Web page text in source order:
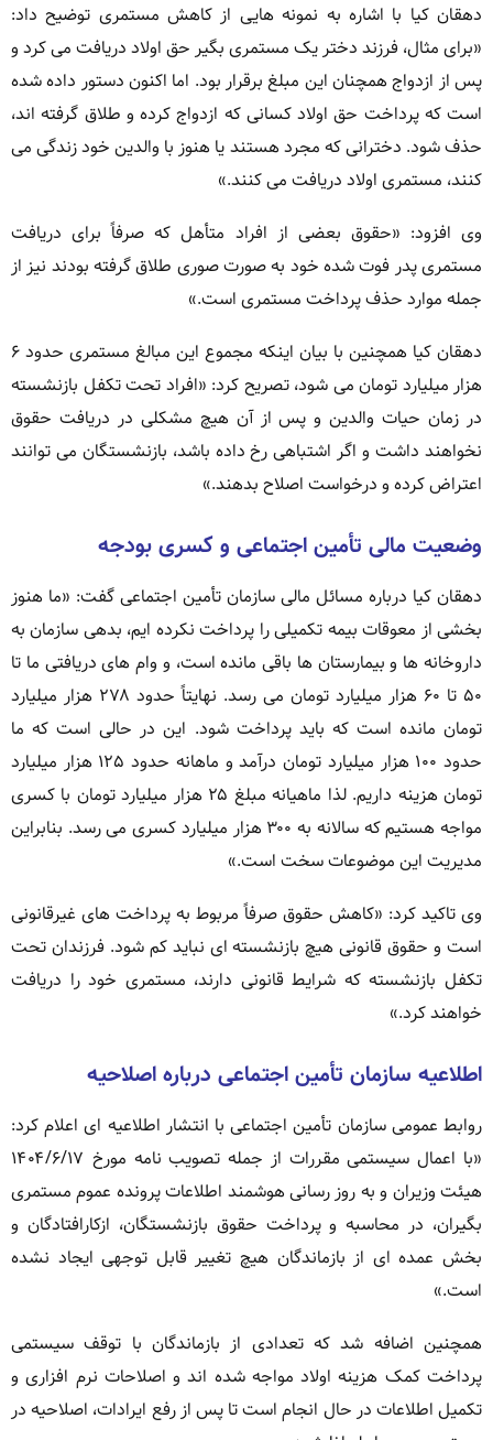
دهقان کیا با اشاره به نمونه هایی از کاهش مستمری توضیح داد:
«برای مثال، فرزند دختر یک مستمری بگیر حق اولاد دریافت می کرد و
پس از ازدواج همچنان این مبلغ برقرار بود. اما اکنون دستور داده شده
است که پرداخت حق اولاد کسانی که ازدواج کرده و طلاق گرفته اند،
حذف شود. دخترانی که مجرد هستند یا هنوز با والدین خود زندگی می
کنند، مستمری اولاد دریافت می کنند.»
وی افزود: «حقوق بعضی از افراد متأهل که صرفاً برای دریافت
مستمری پدر فوت شده خود به صورت صوری طلاق گرفته بودند نیز از
جمله موارد حذف پرداخت مستمری است.»
دهقان کیا همچنین با بیان اینکه مجموع این مبالغ مستمری حدود ۶
هزار میلیارد تومان می شود، تصریح کرد: «افراد تحت تکفل بازنشسته
در زمان حیات والدین و پس از آن هیچ مشکلی در دریافت حقوق
نخواهند داشت و اگر اشتباهی رخ داده باشد، بازنشستگان می توانند
اعتراض کرده و درخواست اصلاح بدهند.»
وضعیت مالی تأمین اجتماعی و کسری بودجه
دهقان کیا درباره مسائل مالی سازمان تأمین اجتماعی گفت: «ما هنوز
بخشی از معوقات بیمه تکمیلی را پرداخت نکرده ایم، بدهی سازمان به
داروخانه ها و بیمارستان ها باقی مانده است، و وام های دریافتی ما تا
۵۰ تا ۶۰ هزار میلیارد تومان می رسد. نهایتاً حدود ۲۷۸ هزار میلیارد
تومان مانده است که باید پرداخت شود. این در حالی است که ما
حدود ۱۰۰ هزار میلیارد تومان درآمد و ماهانه حدود ۱۲۵ هزار میلیارد
تومان هزینه داریم. لذا ماهیانه مبلغ ۲۵ هزار میلیارد تومان با کسری
مواجه هستیم که سالانه به ۳۰۰ هزار میلیارد کسری می رسد. بنابراین
مدیریت این موضوعات سخت است.»
وی تاکید کرد: «کاهش حقوق صرفاً مربوط به پرداخت های غیرقانونی
است و حقوق قانونی هیچ بازنشسته ای نباید کم شود. فرزندان تحت
تکفل بازنشسته که شرایط قانونی دارند، مستمری خود را دریافت
خواهند کرد.»
اطلاعیه سازمان تأمین اجتماعی درباره اصلاحیه
روابط عمومی سازمان تأمین اجتماعی با انتشار اطلاعیه ای اعلام کرد:
«با اعمال سیستمی مقررات از جمله تصویب نامه مورخ ۱۴۰۴/۶/۱۷
هیئت وزیران و به روز رسانی هوشمند اطلاعات پرونده عموم مستمری
بگیران، در محاسبه و پرداخت حقوق بازنشستگان، ازکارافتادگان و
بخش عمده ای از بازماندگان هیچ تغییر قابل توجهی ایجاد نشده
است.»
همچنین اضافه شد که تعدادی از بازماندگان با توقف سیستمی
پرداخت کمک هزینه اولاد مواجه شده اند و اصلاحات نرم افزاری و
تکمیل اطلاعات در حال انجام است تا پس از رفع ایرادات، اصلاحیه در